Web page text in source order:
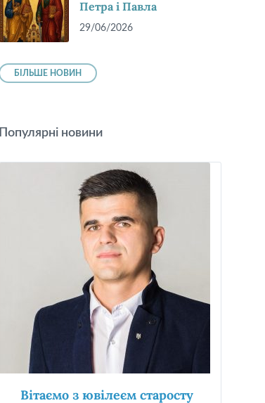
Петра і Павла
29/06/2026
БІЛЬШЕ НОВИН
Популярні новини
Вітаємо з ювілеєм старосту